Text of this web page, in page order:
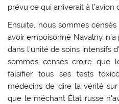
prévu ce qui arriverait à
Ensuite, nous sommes
avoir empoisonné Navalny,
dans l’unité de soins intensifs
sommes censés croire que
falsifier tous ses tests
médecins de dire la vérité
que le méchant État russe